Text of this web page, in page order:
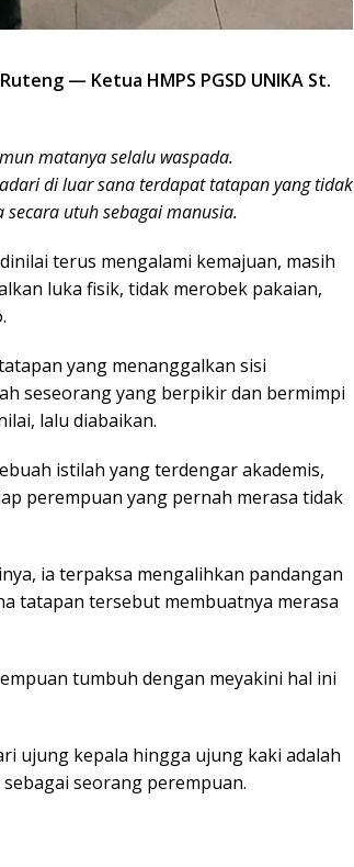
— Ketua HMPS PGSD UNIKA St.
matanya selalu waspada.
di luar sana terdapat tatapan yang tidak
utuh sebagai manusia.
terus mengalami kemajuan, masih
luka fisik, tidak merobek pakaian,
yang menanggalkan sisi
seseorang yang berpikir dan bermimpi
lalu diabaikan.
istilah yang terdengar akademis,
perempuan yang pernah merasa tidak
ia terpaksa mengalihkan pandangan
tatapan tersebut membuatnya merasa
tumbuh dengan meyakini hal ini
ujung kepala hingga ujung kaki adalah
seorang perempuan.